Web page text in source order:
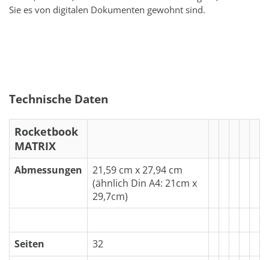
Sie es von digitalen Dokumenten gewohnt sind.
Technische Daten
Rocketbook
MATRIX
Abmessungen
21,59 cm x 27,94 cm
(ähnlich Din A4: 21cm x
29,7cm)
Seiten
32